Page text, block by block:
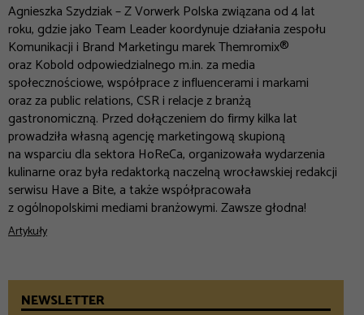
Agnieszka Szydziak – Z Vorwerk Polska związana od 4 lat
roku, gdzie jako Team Leader koordynuje działania zespołu
Komunikacji i Brand Marketingu marek Themromix®
oraz Kobold odpowiedzialnego m.in. za media
społecznościowe, współprace z influencerami i markami
oraz za public relations, CSR i relacje z branżą
gastronomiczną. Przed dołączeniem do firmy kilka lat
prowadziła własną agencję marketingową skupioną
na wsparciu dla sektora HoReCa, organizowała wydarzenia
kulinarne oraz była redaktorką naczelną wrocławskiej redakcji
serwisu Have a Bite, a także współpracowała
z ogólnopolskimi mediami branżowymi. Zawsze głodna!
Artykuły
NEWSLETTER